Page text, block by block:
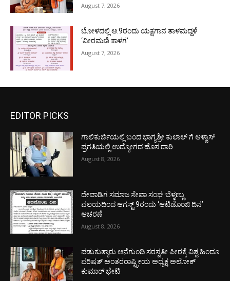
August 7, 2026
ಬೋಳದಲ್ಲಿ ಆ.9ರಂದು ಯಕ್ಷಗಾನ ತಾಳಮದ್ದಳೆ
‘ವೀರಮಣಿ ಕಾಳಗ’
August 7, 2026
EDITOR PICKS
ಗಾಲಿಕುರ್ಚಿಯಲ್ಲಿ ಬಂದ ಭಾಗ್ಯಶ್ರೀ ಕುಲಾಲ್ ಗೆ ಆಳ್ವಾಸ್
ಪ್ರಗತಿಯಲ್ಲಿ ಉದ್ಯೋಗದ ಹೊಸ ದಾರಿ
August 8, 2026
ದೇವಾಡಿಗ ಸಮಾಜ ಸೇವಾ ಸಂಘ ಬೆಳ್ಳಣ್ಣು
ವಲಯದಿಂದ ಆಗಸ್ಟ್ 9ರಂದು ‘ಆಟಿಡೊಂಜಿ ದಿನ’
ಆಚರಣೆ
August 8, 2026
ಪಡುಕುತ್ಯಾರು ಆನೆಗುಂದಿ ಸರಸ್ವತೀ ಪೀಠಕ್ಕೆ ವಿಶ್ವ ಹಿಂದೂ
ಪರಿಷತ್ ಅಂತರರಾಷ್ಟ್ರೀಯ ಅಧ್ಯಕ್ಷ ಅಲೋಕ್
ಕುಮಾರ್ ಭೇಟಿ